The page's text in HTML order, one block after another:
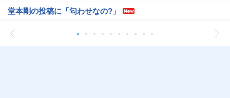
堂本剛の投稿に「匂わせなの?」